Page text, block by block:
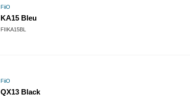
FiiO
KA15 Bleu
FIIKA15BL
FiiO
QX13 Black